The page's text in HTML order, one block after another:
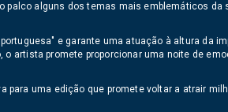
palco alguns dos temas mais emblemáticos da
e garante uma atuação à altura da
artista promete proporcionar uma noite de
para uma edição que promete voltar a atrair